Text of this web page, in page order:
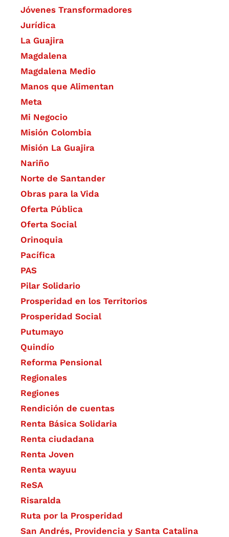
Jóvenes Transformadores
Jurídica
La Guajira
Magdalena
Magdalena Medio
Manos que Alimentan
Meta
Mi Negocio
Misión Colombia
Misión La Guajira
Nariño
Norte de Santander
Obras para la Vida
Oferta Pública
Oferta Social​​
Orinoquia
Pacífica
PAS
Pilar Solidario
Prosperidad en los Territorios
Prosperidad Social
Putumayo
Quindío
Reforma Pensional
Regionales
Regiones
Rendición de cuentas
Renta Básica Solidaria
Renta ciudadana
Renta Joven
Renta wayuu
ReSA
Risaralda
Ruta por la Prosperidad
San Andrés, Providencia y Santa Catalina